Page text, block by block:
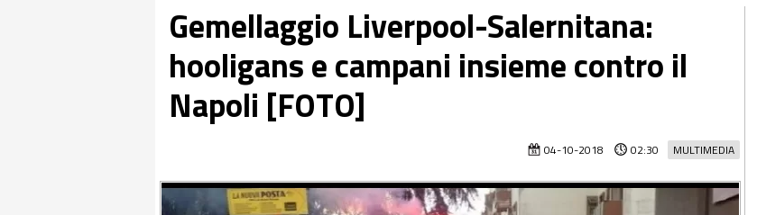
Gemellaggio Liverpool-Salernitana:
hooligans e campani insieme contro il
Napoli [FOTO]
MULTIMEDIA
04-10-2018 02:30